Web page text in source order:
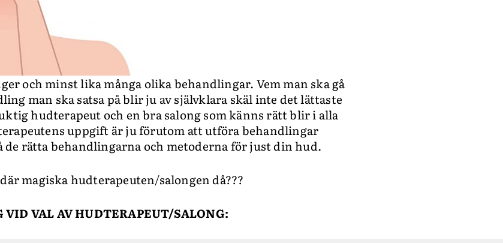
och minst lika många olika behandlingar. Vem man ska gå
man ska satsa på blir ju av självklara skäl inte det lättaste
hudterapeut och en bra salong som känns rätt blir i alla
uppgift är ju förutom att utföra behandlingar
de rätta behandlingarna och metoderna för just din hud.
magiska hudterapeuten/salongen då???
VAL AV HUDTERAPEUT/SALONG: